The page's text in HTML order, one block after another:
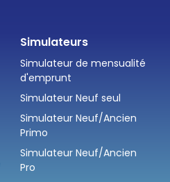
Simulateurs
Simulateur de mensualité
d'emprunt
Simulateur Neuf seul
Simulateur Neuf/Ancien
Primo
Simulateur Neuf/Ancien
Pro